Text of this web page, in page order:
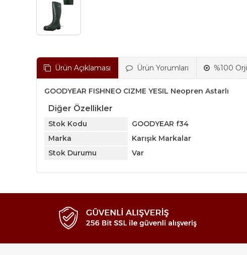
Ürün Açıklaması Ürün Yorumları %100
GOODYEAR FISHNEO CIZME YESIL Neopren Astarlı
Diğer Özellikler
Stok Kodu
GOODYEAR f34
Marka
Karışık Markalar
Stok Durumu
Var